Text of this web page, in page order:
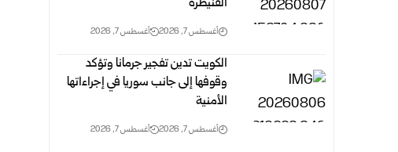
أغسطس 7, 2026 أغسطس 7, 2026
الكويت تدين تفجير جرمانا وتؤكد
وقوفها إلى جانب سوريا في إجراءاتها
الأمنية
أغسطس 7, 2026 أغسطس 7, 2026